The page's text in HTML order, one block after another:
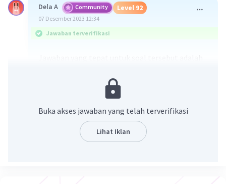
Dela A Community Level 92
07 Desember 2023 12:34
Jawaban terverifikasi
15 = 3 × 5
Kita ingat kembali bahwa untuk mencari
kita mencarihanya angka faktor yang sama
Buka akses jawaban yang telah terverifikasi
Lihat Iklan